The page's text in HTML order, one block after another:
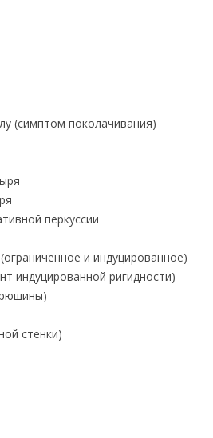
(симптом поколачивания)
перкуссии
и индуцированное)
индуцированной ригидности)
стенки)